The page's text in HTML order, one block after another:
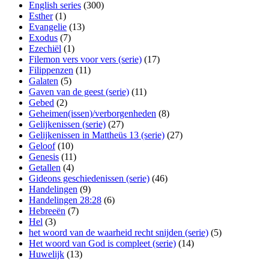
English series (300)
Esther(1)
Evangelie (13)
Exodus (7)
Ezechiël (1)
Filemon vers voor vers (serie) (17)
Filippenzen (11)
Galaten (5)
Gaven van de geest (serie) (11)
Gebed (2)
Geheimen(issen)/verborgenheden (8)
Gelijkenissen (serie) (27)
Gelijkenissen in Mattheüs 13 (serie) (27)
Geloof(10)
Genesis (11)
Getallen (4)
Gideons geschiedenissen (serie) (46)
Handelingen (9)
Handelingen 28:28 (6)
Hebreeën (7)
Hel (3)
het woord van de waarheid recht snijden (serie) (5)
Het woord van God is compleet (serie) (14)
Huwelijk (13)